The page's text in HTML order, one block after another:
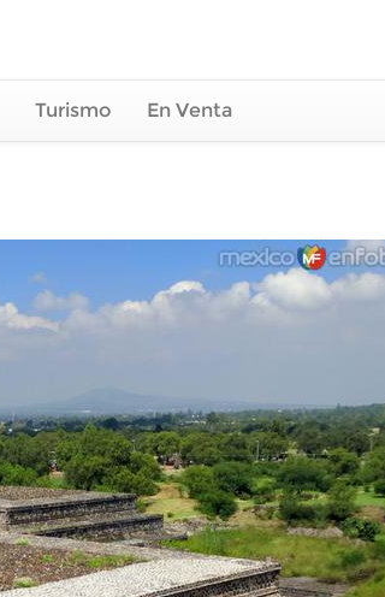
Turismo En Venta